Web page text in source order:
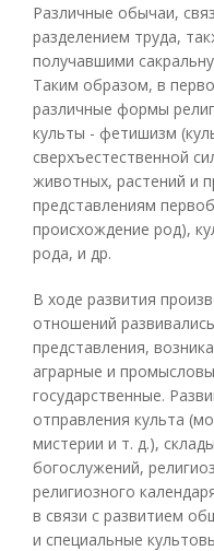
Различные обычаи,
разделением труда,
получавшими
Таким образом, в
различные формы
культы - фетишизм
сверхъестественной
животных, растений и
представлениям
происхождение род),
рода, и др.
В ходе развития
отношений
представления,
аграрные и
государственные.
отправления культа
мистерии и т. д.),
богослужений,
религиозного
в связи с развитием
и специальные